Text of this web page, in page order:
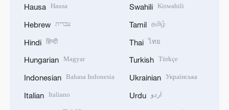
Hausa Hausa
Hebrew עברית
Hindi हिन्दी
Hungarian Magyar
Indonesian Bahasa Indonesia
Italian Italiano
Swahili Kiswahili
Tamil தமிழ்
Thai ไทย
Turkish Türkçe
Ukrainian Українська
Urdu اردو